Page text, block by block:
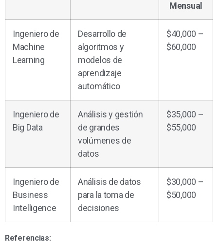
Mensual
Ingeniero de
Machine
Learning
Desarrollo de
algoritmos y
modelos de
aprendizaje
automático
$40,000 –
$60,000
Ingeniero de
Big Data
Análisis y gestión
de grandes
volúmenes de
datos
$35,000 –
$55,000
Ingeniero de
Business
Intelligence
Análisis de datos
para la toma de
decisiones
$30,000 –
$50,000
Referencias: